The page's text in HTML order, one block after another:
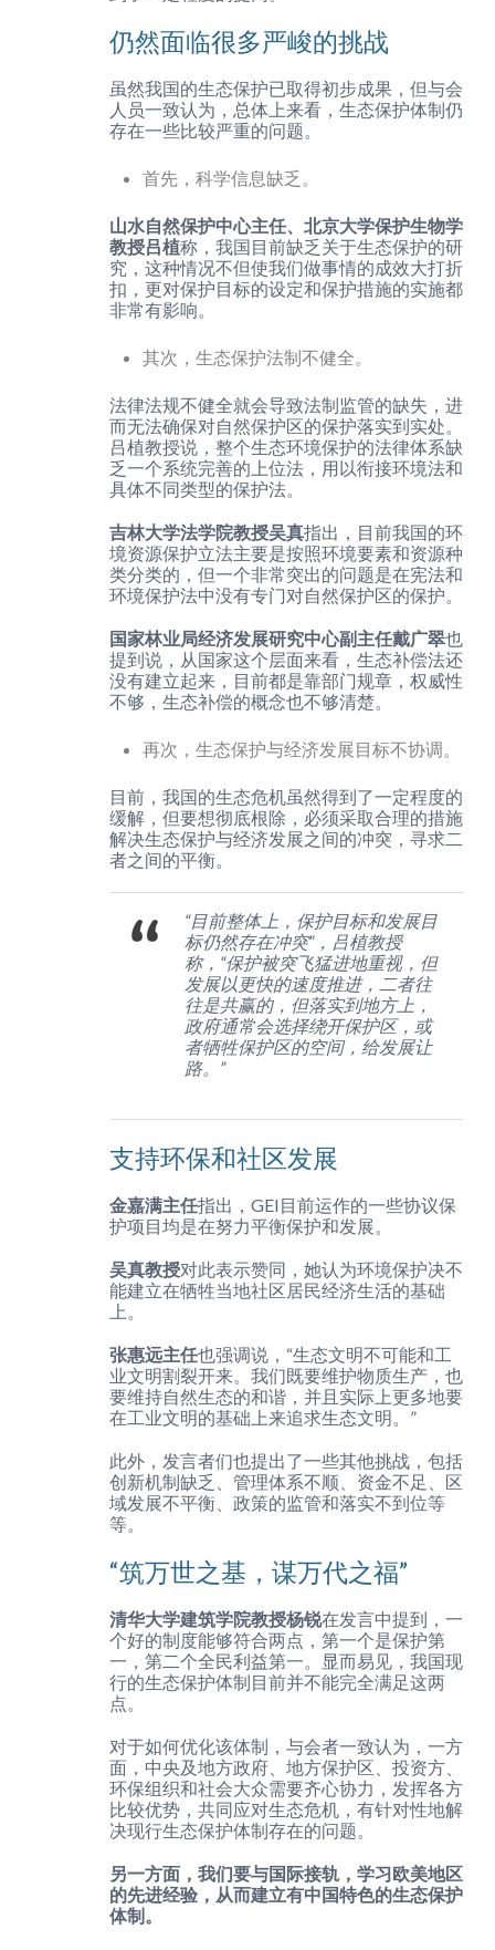
仍然面临很多严峻的挑战
虽然我国的生态保护已取得初步成果，但与会
人员一致认为，总体上来看，生态保护体制仍
存在一些比较严重的问题。
首先，科学信息缺乏。
山水自然保护中心主任、北京大学保护生物学
教授吕植称，我国目前缺乏关于生态保护的研
究，这种情况不但使我们做事情的成效大打折
扣，更对保护目标的设定和保护措施的实施都
非常有影响。
其次，生态保护法制不健全。
法律法规不健全就会导致法制监管的缺失，进
而无法确保对自然保护区的保护落实到实处。
吕植教授说，整个生态环境保护的法律体系缺
乏一个系统完善的上位法，用以衔接环境法和
具体不同类型的保护法。
吉林大学法学院教授吴真指出，目前我国的环
境资源保护立法主要是按照环境要素和资源种
类分类的，但一个非常突出的问题是在宪法和
环境保护法中没有专门对自然保护区的保护。
国家林业局经济发展研究中心副主任戴广翠也
提到说，从国家这个层面来看，生态补偿法还
没有建立起来，目前都是靠部门规章，权威性
不够，生态补偿的概念也不够清楚。
再次，生态保护与经济发展目标不协调。
目前，我国的生态危机虽然得到了一定程度的
缓解，但要想彻底根除，必须采取合理的措施
解决生态保护与经济发展之间的冲突，寻求二
者之间的平衡。
“目前整体上，保护目标和发展目
标仍然存在冲突”，吕植教授
称，“保护被突飞猛进地重视，但
发展以更快的速度推进，二者往
往是共赢的，但落实到地方上，
政府通常会选择绕开保护区，或
者牺牲保护区的空间，给发展让
路。”
支持环保和社区发展
金嘉满主任指出，GEI目前运作的一些协议保
护项目均是在努力平衡保护和发展。
吴真教授对此表示赞同，她认为环境保护决不
能建立在牺牲当地社区居民经济生活的基础
上。
张惠远主任也强调说，“生态文明不可能和工
业文明割裂开来。我们既要维护物质生产，也
要维持自然生态的和谐，并且实际上更多地要
在工业文明的基础上来追求生态文明。”
此外，发言者们也提出了一些其他挑战，包括
创新机制缺乏、管理体系不顺、资金不足、区
域发展不平衡、政策的监管和落实不到位等
等。
“筑万世之基，谋万代之福”
清华大学建筑学院教授杨锐在发言中提到，一
个好的制度能够符合两点，第一个是保护第
一，第二个全民利益第一。显而易见，我国现
行的生态保护体制目前并不能完全满足这两
点。
对于如何优化该体制，与会者一致认为，一方
面，中央及地方政府、地方保护区、投资方、
环保组织和社会大众需要齐心协力，发挥各方
比较优势，共同应对生态危机，有针对性地解
决现行生态保护体制存在的问题。
另一方面，我们要与国际接轨，学习欧美地区
的先进经验，从而建立有中国特色的生态保护
体制。